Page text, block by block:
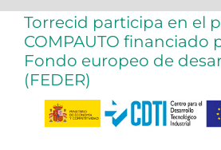
Torrecid participa en el
COMPAUTO financiado
Fondo europeo de
(FEDER)